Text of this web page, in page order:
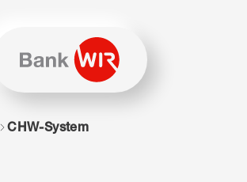
Seite wird JavaScript benötigt.
CHW-System